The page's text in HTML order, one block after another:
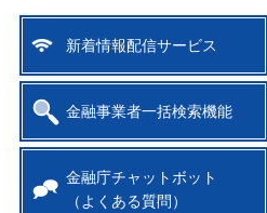
新着情報配信サービス
金融事業者一括検索機能
金融庁チャットボット
（よくある質問）